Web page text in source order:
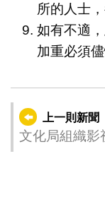
所的人士
如有不適
加重必須儘
上一則新聞
文化局組織影